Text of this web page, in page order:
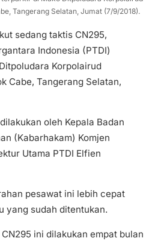
Tangerang Selatan, Jumat (7/9/2018).
sedang taktis CN295,
Indonesia (PTDI)
Korpolairud
Cabe, Tangerang Selatan,
oleh Kepala Badan
(Kabarhakam) Komjen
Utama PTDI Elfien
pesawat ini lebih cepat
yang sudah ditentukan.
ini dilakukan empat bulan